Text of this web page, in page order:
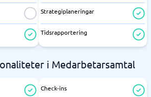
Strategiplaneringar
Tidsrapportering
i Medarbetarsamtal
Check-ins